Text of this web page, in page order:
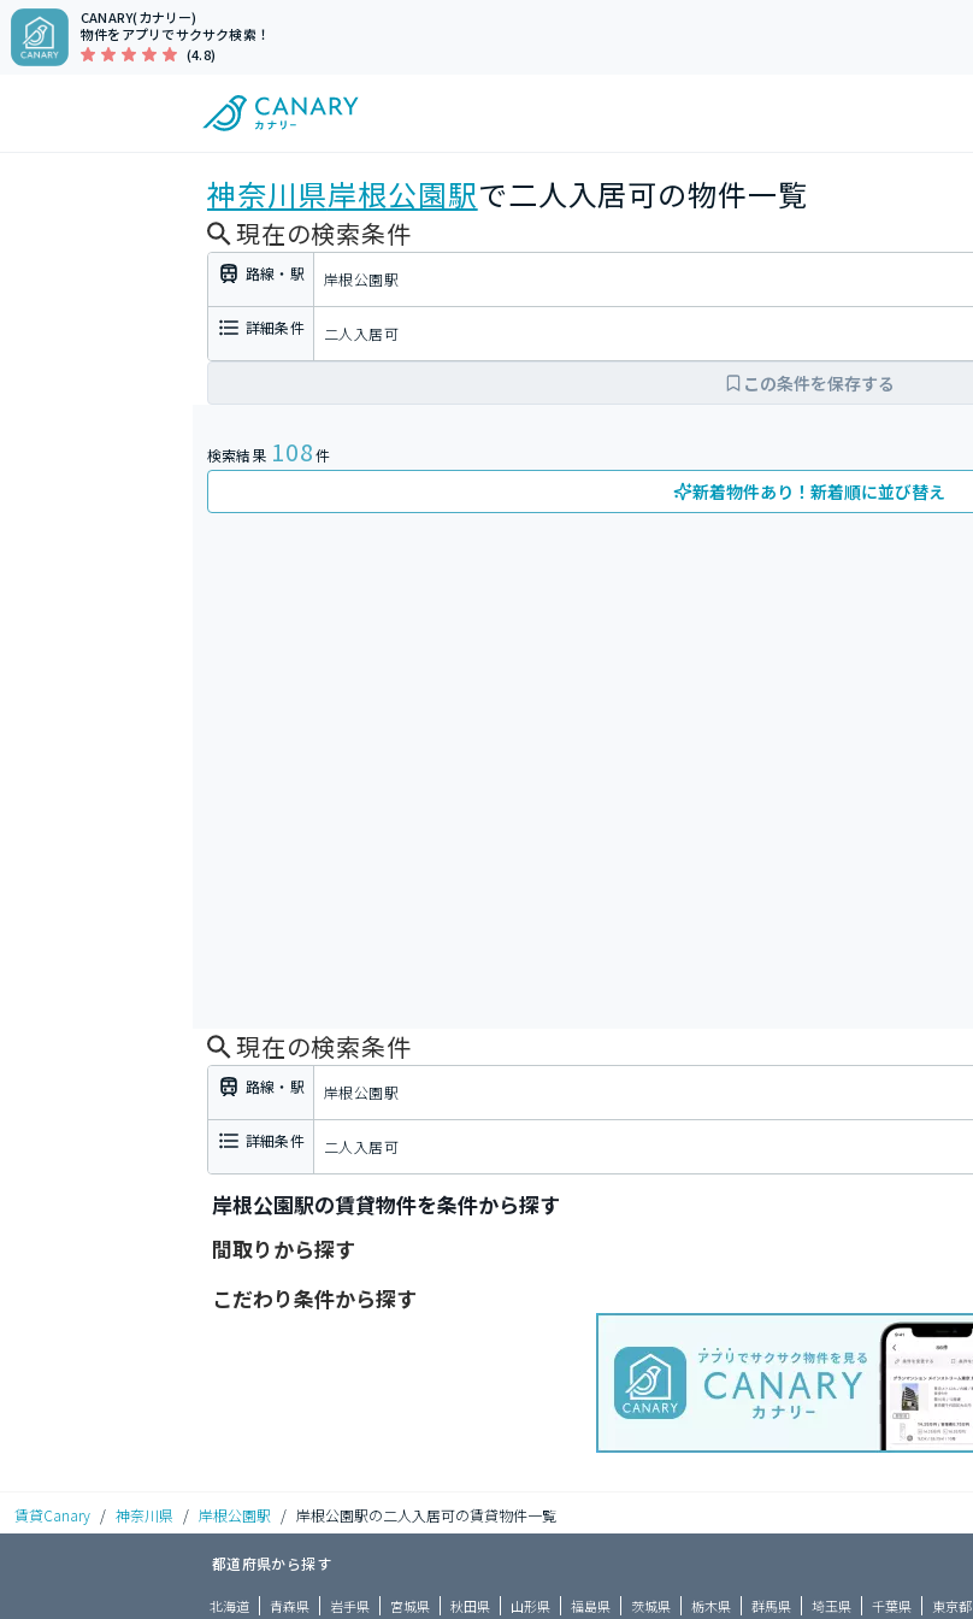
CANARY(カナリー)
物件をアプリでサクサク検索！
(4.8)
神奈川県岸根公園駅で二人入居可の物件一覧
現在の検索条件
路線・駅 岸根公園駅
詳細条件 二人入居可
この条件を保存する
検索結果 108件
新着物件あり！新着順に並び替え
現在の検索条件
路線・駅 岸根公園駅
詳細条件 二人入居可
岸根公園駅の賃貸物件を条件から探す
間取りから探す
こだわり条件から探す
賃貸Canary / 神奈川県 / 岸根公園駅 / 岸根公園駅の二人入居可の賃貸物件一覧
都道府県から探す
北海道 青森県 岩手県 宮城県 秋田県 山形県 福島県 茨城県 栃木県 群馬県 埼玉県 千葉県 東京都